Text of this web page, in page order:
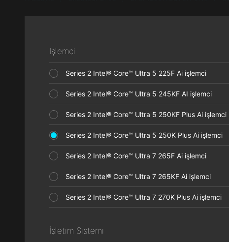
İşlemci
Series 2 Intel® Core™ Ultra 5 225F Ai işlemci
Series 2 Intel® Core™ Ultra 5 245KF AI işlemci
Series 2 Intel® Core™ Ultra 5 250KF Plus Ai işlemci
Series 2 Intel® Core™ Ultra 5 250K Plus Ai işlemci
Series 2 Intel® Core™ Ultra 7 265F Ai işlemci
Series 2 Intel® Core™ Ultra 7 265KF Ai işlemci
Series 2 Intel® Core™ Ultra 7 270K Plus Ai işlemci
İşletim Sistemi